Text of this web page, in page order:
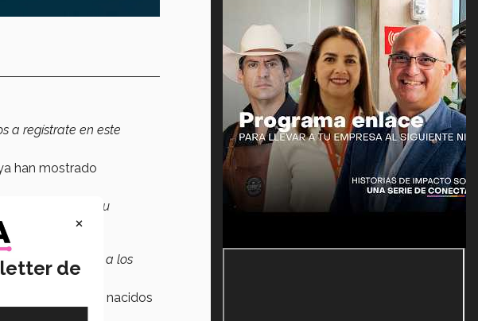
a regístrate en este
han mostrado
en mejorar su
que nos
ayudando a los
solo 105 nacidos
×
de